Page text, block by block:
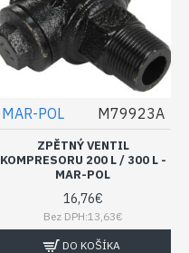
MAR-POL M79923A
ZPĚTNÝ VENTIL
KOMPRESORU 200 L / 300 L -
MAR-POL
16,76€
Bez DPH:13,63€
DO KOŠÍKA